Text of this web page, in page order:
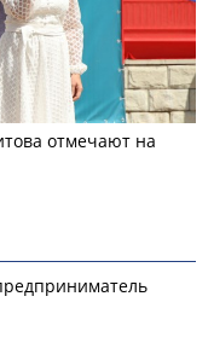
отмечают на